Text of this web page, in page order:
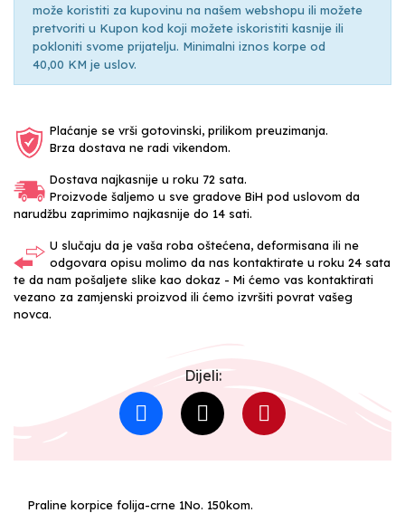
može koristiti za kupovinu na našem webshopu ili možete
pretvoriti u Kupon kod koji možete iskoristiti kasnije ili
pokloniti svome prijatelju. Minimalni iznos korpe od
40,00 KM je uslov.
Plaćanje se vrši gotovinski, prilikom preuzimanja.
Brza dostava ne radi vikendom.
Dostava najkasnije u roku 72 sata.
Proizvode šaljemo u sve gradove BiH pod uslovom da
narudžbu zaprimimo najkasnije do 14 sati.
U slučaju da je vaša roba oštećena, deformisana ili ne
odgovara opisu molimo da nas kontaktirate u roku 24 sata
te da nam pošaljete slike kao dokaz - Mi ćemo vas kontaktirati
vezano za zamjenski proizvod ili ćemo izvršiti povrat vašeg
novca.
Dijeli:
Praline korpice folija-crne 1No. 150kom.